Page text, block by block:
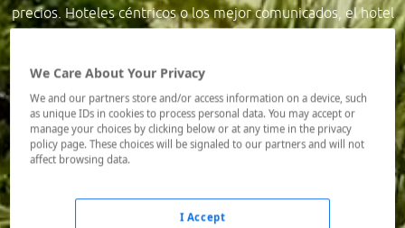
precios. Hoteles céntricos o los mejor comunicados, el hotel
que busques nosotros te lo encontramos al mejor precio.
Destino *
Fechas *
07/08/2026 - 08/08/2026
We Care About Your Privacy
We and our partners store and/or access information on a device, such
as unique IDs in cookies to process personal data. You may accept or
manage your choices by clicking below or at any time in the privacy
policy page. These choices will be signaled to our partners and will not
affect browsing data.
I Accept